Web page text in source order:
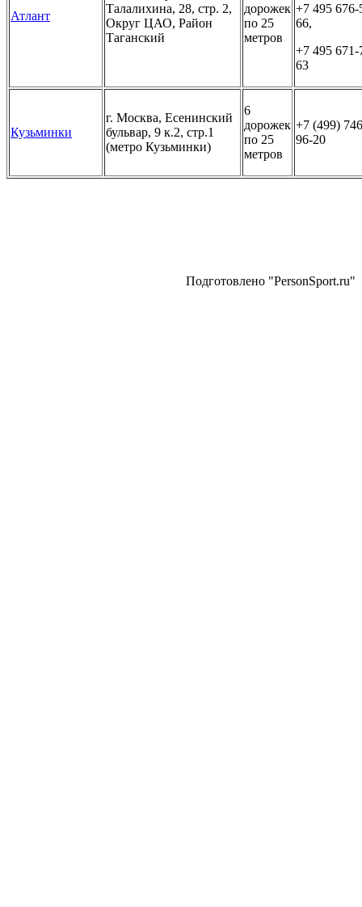
Атлант
Талалихина, 28, стр. 2,
Округ ЦАО, Район
Таганский
дорожек
по 25
метров
+7 495
66,
+7 495
63
Кузьминки
г. Москва, Есенинский
бульвар, 9 к.2, стр.1
(метро Кузьминки)
6
дорожек
по 25
метров
+7 (499)
96-20
Подготовлено "PersonSport.ru"